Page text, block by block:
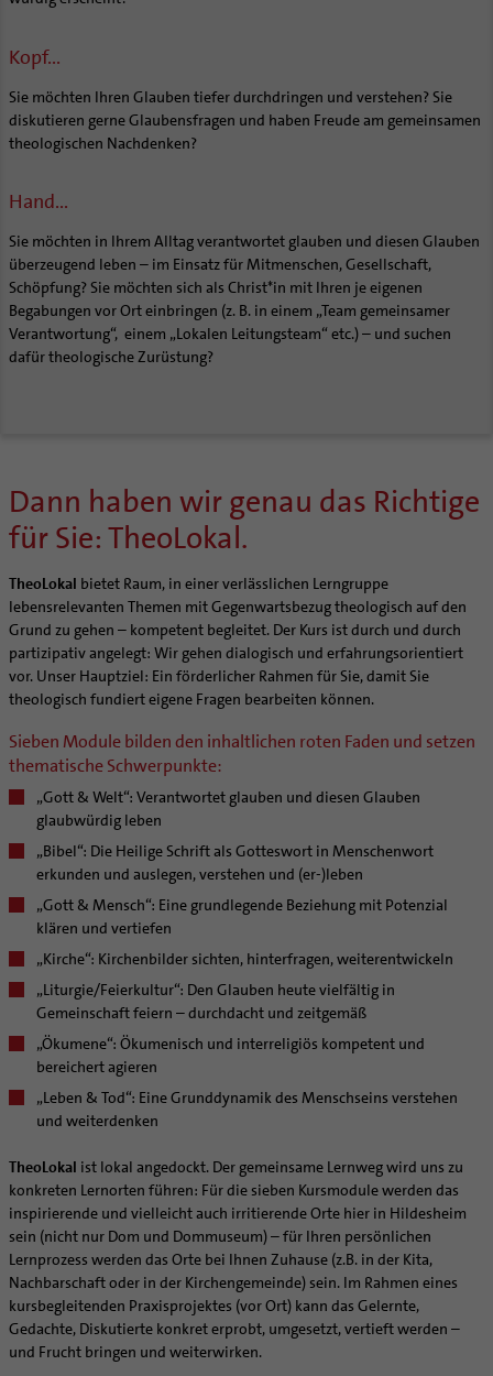
Polizei- und Feuerwehr
Schule
Gefängnisseelsorge
Segensorte
Begleitung und Vernetzung
Newsletter
Weitere Infos
Raum für Vielfalt
Diakone
Gemeindereferent:in
Pastorale:r Mitarbeiter:in
Freiwilligendienst
Soziale Berufe in der Caritas
Orden | Gemeinschaften
Frauenorden
Männerorden
Geistliche Gemeinschaften
BERATUNG & HILFE
Ehe-, Familien-, und Lebensberatung (EFL)
Schwangerenberatung
Bischöfliche Stiftung Gemeinsam für das Leben
BILDUNG & KULTUR
Hochschulpastoral
Religionsunterricht
Stellenanzeigen
Projekte
Bestände
Gemeindeservice
Digitaler Lesesaal
Verein für Geschichte und Kunst im Bistum Hildesheim
Dombibliothek Hildesheim
Katholische Akademie des Bistums Hildesheim
Stärkung der Demokratie | Einsatz gegen Diskriminierung
LÜCHTENHOF
Katholische Erwachsenenbildung
Forschungsinstitut für Philosophie Hannover
Weltkirche
Bolivienpartnerschaft
Projektförderung
Internationale Freiwilligendienste
Aus dem Bistum in die Welt
Infobrief Weltkirche
missio-Regionalstelle
Bolivienpartnerschaft
Bolivienkommission
Café Bolivia
Beratung Direktpartnerschaften
Finanzielle Förderung der Bolivienpartnerschaft
Ökologische Fonds
Politische Lobbyarbeit
Partnerschaftsvereinbarung
Bolivienpartnerschaft Bistum Trier
Bolivienreise mit Bischof Heiner
Bolivientag 2026
Internationale Freiwilligendienste
Aktuelles
Rückkehrenden-Engagement (ehemalige Freiwillige)
Outgoing
Incoming
Taizé-Fahrt Herbst 2026
Katholische Büros
Schöpfungsgerecht 2035
Wir machen Kirche - schöpfungsgerecht
Biologische Vielfalt
Engagiert in der Gesellschaft
Energetisches Sanieren
Fördermittel finden
Mobilität
Ökotheologie
Schöpfungsspiritualität
Zukunftsräume
Aktuelles
Veranstaltungen
Abenteuer Glaube
Unterstützung für Pfarreien und Einrichtungen
Fortbildungen
Stellenangebote
Liturgie und Kirchenmusik
Lokale Kirchenentwicklung
#diegruenegemeinde
Internationale Freiwilligendienste
Netzwerk ChancenGleich
Büchereien
Newsletter
Personalentwicklung
Unterstützungsangebot für Seelsorgende
Supervision
Coaching
Aufbrüche in der Kirche
Ehrenamtliche
Verwaltungsbeauftragte / Verwaltungsleitungen in
Materialien
Aktuelles
Arbeitshilfen
Bistumsatlas
Beruf und Familie
KODA
Direktorium
Mitarbeitervertretung
Institutionelles Schutzkonzept
Kirchlicher Anzeiger
Schematismus
Kopf...
Sie möchten Ihren Glauben tiefer durchdringen und verstehen? Sie
diskutieren gerne Glaubensfragen und haben Freude am gemeinsamen
theologischen Nachdenken?
Hand...
Sie möchten in Ihrem Alltag verantwortet glauben und diesen Glauben
überzeugend leben – im Einsatz für Mitmenschen, Gesellschaft,
Schöpfung? Sie möchten sich als Christ*in mit Ihren je eigenen
Begabungen vor Ort einbringen (z. B. in einem „Team gemeinsamer
Verantwortung“, einem „Lokalen Leitungsteam“ etc.) – und suchen
dafür theologische Zurüstung?
Dann haben wir genau das Richtige
für Sie: TheoLokal.
TheoLokal bietet Raum, in einer verlässlichen Lerngruppe
lebensrelevanten Themen mit Gegenwartsbezug theologisch auf den
Grund zu gehen – kompetent begleitet. Der Kurs ist durch und durch
partizipativ angelegt: Wir gehen dialogisch und erfahrungsorientiert
vor. Unser Hauptziel: Ein förderlicher Rahmen für Sie, damit Sie
theologisch fundiert eigene Fragen bearbeiten können.
Sieben Module bilden den inhaltlichen roten Faden und setzen
thematische Schwerpunkte:
„Gott & Welt“: Verantwortet glauben und diesen Glauben
glaubwürdig leben
„Bibel“: Die Heilige Schrift als Gotteswort in Menschenwort
erkunden und auslegen, verstehen und (er-)leben
„Gott & Mensch“: Eine grundlegende Beziehung mit Potenzial
klären und vertiefen
„Kirche“: Kirchenbilder sichten, hinterfragen, weiterentwickeln
„Liturgie/Feierkultur“: Den Glauben heute vielfältig in
Gemeinschaft feiern – durchdacht und zeitgemäß
„Ökumene“: Ökumenisch und interreligiös kompetent und
bereichert agieren
„Leben & Tod“: Eine Grunddynamik des Menschseins verstehen
und weiterdenken
TheoLokal ist lokal angedockt. Der gemeinsame Lernweg wird uns zu
konkreten Lernorten führen: Für die sieben Kursmodule werden das
inspirierende und vielleicht auch irritierende Orte hier in Hildesheim
sein (nicht nur Dom und Dommuseum) – für Ihren persönlichen
Lernprozess werden das Orte bei Ihnen Zuhause (z.B. in der Kita,
Nachbarschaft oder in der Kirchengemeinde) sein. Im Rahmen eines
kursbegleitenden Praxisprojektes (vor Ort) kann das Gelernte,
Gedachte, Diskutierte konkret erprobt, umgesetzt, vertieft werden –
und Frucht bringen und weiterwirken.